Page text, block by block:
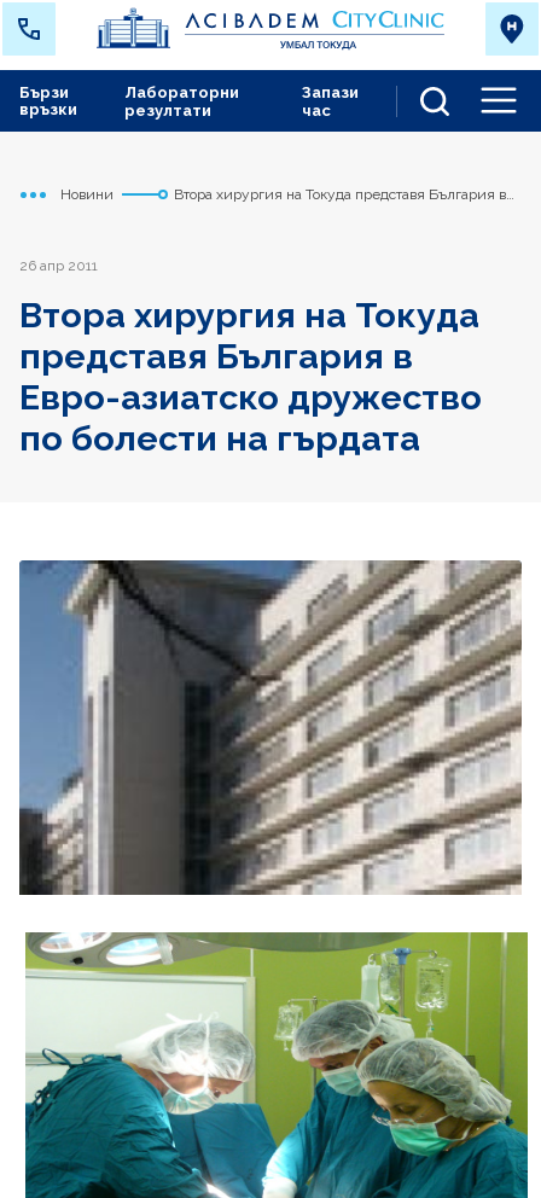
Лабораторни
резултати
Запази
час
Бързи
връзки
Начало
Токуда
Новини
Втора хирургия на Токуда представя България в
26 апр 2011
Втора хирургия на Токуда
представя България в
Евро-азиатско дружество
по болести на гърдата